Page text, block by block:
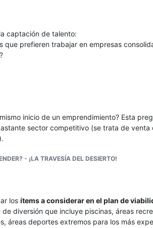
aspectos en particular, deja un mensaje.
modelo que más te interese. También
esenciales estuviesen cubiertos, sin
captación de talento:
que prefieren trabajar en empresas
inicio de un emprendimiento? Esta
sector competitivo (se trata de
- ¡LA TRAVESÍA DEL DESIERTO!
los ítems a considerar en el plan de
diversión que incluye piscinas, áreas
áreas deportes extremos para los más